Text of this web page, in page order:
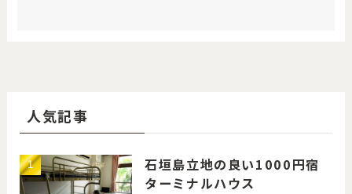
人気記事
石垣島立地の良い1000円宿
ターミナルハウス